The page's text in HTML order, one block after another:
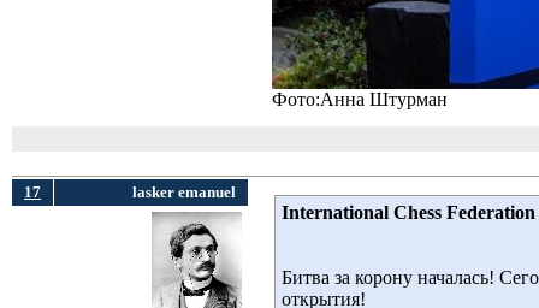
Фото:Анна Штурман
17 lasker emanuel
International Chess Federation
Битва за корону началась!
открытия!